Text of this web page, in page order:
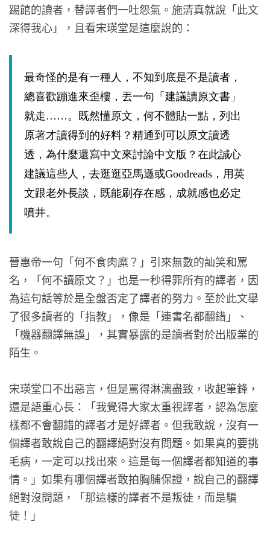
踢館的讀者，替譯者們一吐怨氣。施清真就說「此文
深得我心」，且看宋瑛堂是這麼說的：
最奇怪的是有一種人，不知到底是不是讀者，
總喜歡蹦進來歪樓，丟一句「建議讀原文書」
就走……。既然懂原文，何不體貼一點，列出
原著才讀得到的好料？精通到可以原文讀透
透，為什麼還寫中文來討論中文版？在此誠心
建議這些人，去逛逛亞馬遜或Goodreads，用英
文跟老外長談，既能刷存在感，成就感也必定
噴井。
晉惠帝一句「何不食肉糜？」引來無數的訕笑和罵
名，「何不讀原文？」也是一秒得罪所有的譯者，因
為這句話等於是全盤否定了譯者的努力。至於此文舉
了很多讀者的「指教」，像是「連書名都翻錯」、
「機器翻譯無誤」，其實暴露的是讀者對於出版業的
陌生。
宋瑛堂口不出惡言，但是罵得淋漓盡致，收起筆鋒，
還是語重心長：「我覺得大家太重視譯者，認為怎麼
樣都不會翻錯的譯者才是好譯者。但我敢說，沒有一
個譯者敢說自己的翻譯絕對沒有問題。如果真的要挑
毛病，一定可以找出來。這是每一個譯者都知道的事
情。」如果有哪個譯者敢拍胸脯保證，說自己的翻譯
絕對沒問題，「那這樣的譯者不是叛徒，而是騙
徒！」